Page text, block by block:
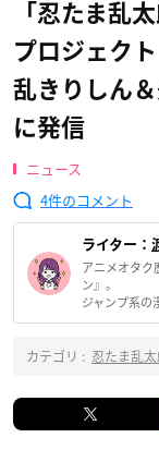
「忍たま乱
プロジェク
乱きりしん
に発信
ニュース
4
ライター：
アニメオタク
ン』。
ジャンプ系の
カテゴリ : 忍たま乱